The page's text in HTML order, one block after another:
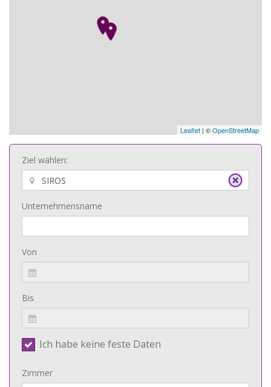
Leaflet | ©OpenStreetMap
Ziel wählen:
Unternehmensname
Von
Bis
Ich habe keine feste Daten
Zimmer